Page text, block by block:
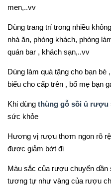
men,..vv
Dùng trang trí trong nhiều
nhà ăn, phòng khách, phòng
quán bar , khách sạn,..vv
Dùng làm quà tặng cho bạn bè
biếu cho cấp trên , bố mẹ bạn
Khi dùng thùng gỗ sồi ủ rượu
sức khỏe
Hương vị rượu thơm ngon rõ
được giảm bớt đi
Màu sắc của rượu chuyển dần
tương tự như vàng của rượu